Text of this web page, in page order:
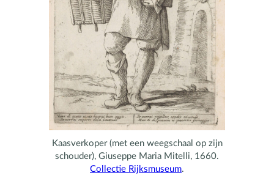
Kaasverkoper (met een weegschaal op zijn
schouder), Giuseppe Maria Mitelli, 1660.
Collectie Rijksmuseum.